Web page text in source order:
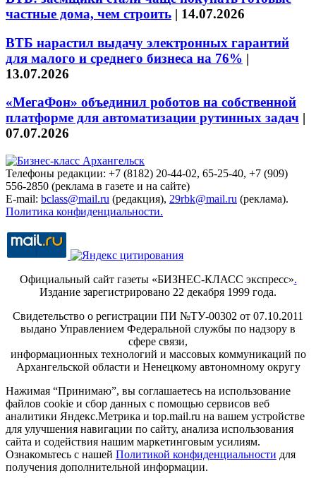
частные дома, чем строить | 14.07.2026
ВТБ нарастил выдачу электронных гарантий
для малого и среднего бизнеса на 76% |
13.07.2026
«МегаФон» объединил роботов на собственной
платформе для автоматизации рутинных задач |
07.07.2026
Телефоны редакции: +7 (8182) 20-44-02, 65-25-40, +7 (909)
556-2850 (реклама в газете и на сайте)
E-mail: bclass@mail.ru (редакция), 29rbk@mail.ru (реклама).
Политика конфиденциальности.
Официальный сайт газеты «БИЗНЕС-КЛАСС экспресс».
Издание зарегистрировано 22 декабря 1999 года.
Свидетельство о регистрации ПИ №ТУ-00302 от 07.10.2011
выдано Управлением Федеральной службы по надзору в
сфере связи,
информационных технологий и массовых коммуникаций по
Архангельской области и Ненецкому автономному округу
Нажимая “Принимаю”, вы соглашаетесь на использование
файлов cookie и сбор данных с помощью сервисов веб
аналитики Яндекс.Метрика и top.mail.ru на вашем устройстве
для улучшения навигации по сайту, анализа использования
сайта и содействия нашим маркетинговым усилиям.
Ознакомьтесь с нашей Политикой конфиденциальности для
получения дополнительной информации.